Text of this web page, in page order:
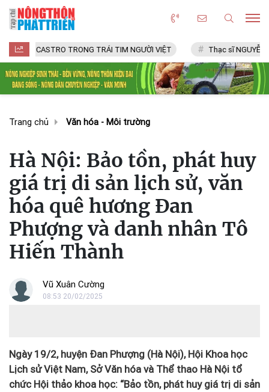
TRONG TRÁI TIM NGƯỜI VIỆT Thạc sĩ NGUYỄN VĂN CHÍ
Trang chủ Văn hóa - Môi trường
Hà Nội: Bảo tồn, phát huy
giá trị di sản lịch sử, văn
hóa quê hương Đan
Phượng và danh nhân Tô
Hiến Thành
Vũ Xuân Cường
08:53 20/02/2025
Ngày 19/2, huyện Đan Phượng (Hà Nội), Hội Khoa học
Lịch sử Việt Nam, Sở Văn hóa và Thể thao Hà Nội tổ
chức Hội thảo khoa học: “Bảo tồn, phát huy giá trị di sản